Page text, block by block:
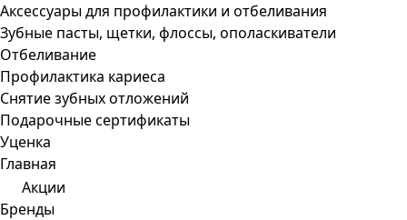
Аксессуары для профилактики и отбеливания
Зубные пасты, щетки, флоссы, ополаскиватели
Отбеливание
Профилактика кариеса
Снятие зубных отложений
Подарочные сертификаты
Уценка
Главная
Акции
Бренды